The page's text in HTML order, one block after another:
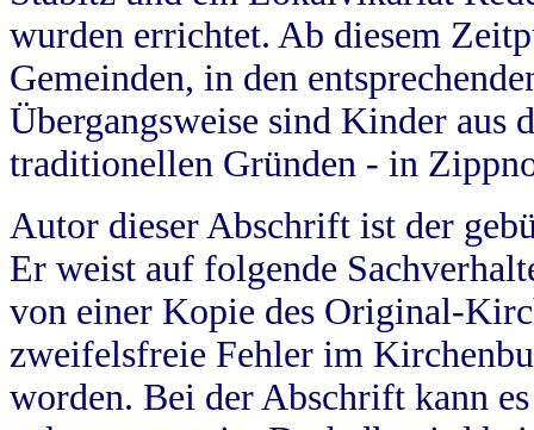
wurden errichtet. Ab diesem
Gemeinden, in den
Übergangsweise sind Kinder aus
traditionellen Gründen - in
Autor dieser Abschrift ist der
Er weist auf folgende
von einer Kopie des Original-
zweifelsfreie Fehler im
worden. Bei der Abschrift kann